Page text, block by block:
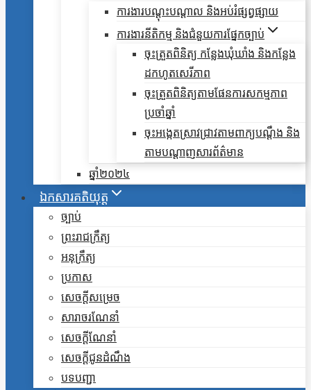
ការងារបណ្តុះបណ្តាល និងអប់រំផ្សព្វផ្សាយ
ការងារនីតិកម្ម និងជំនួយការផ្នែកច្បាប់
ចុះត្រួតពិនិត្យ កន្លែងឃុំឃាំង និងកន្លែង
ដកហូតសេរីភាព
ចុះត្រួតពិនិត្យតាមផែនការសកម្មភាព
ប្រចាំឆ្នាំ
ចុះអង្កេតស្រាវជ្រាវតាមពាក្យបណ្តឹង និង
តាមបណ្តាញសារព័ត៌មាន
ឆ្នាំ២០២៤
ឯកសារគតិយុត្ត
ច្បាប់
ព្រះរាជក្រឹត្យ
អនុក្រឹត្យ
ប្រកាស
សេចក្តីសម្រេច
សារាចរណែនាំ
សេចក្តីណែនាំ
សេចក្តីជូនដំណឹង
បទបញ្ជា